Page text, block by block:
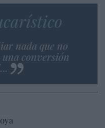
nada que no
una conversión